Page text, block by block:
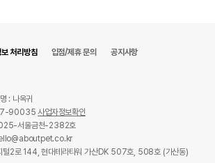
처리방침 입점/제휴 문의 공지사항
: 나옥귀
87-90035사업자정보확인
서울금천-2382호
털2로 144, 현대테라타워 가산DK 507호, 508호 (가산동)